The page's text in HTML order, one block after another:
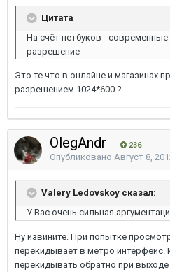
Цитата
На счёт нетбуков -
разрешение
Это те что в онлайне и магазинах
разрешением 1024*600 ?
OlegAndr 236
Опубликовано Август 8,
Valery Ledovskoy сказал:
У Вас очень сильная
Ну извините. При попытке
перекидывает в метро интерфейс.
перекидывать обратно при